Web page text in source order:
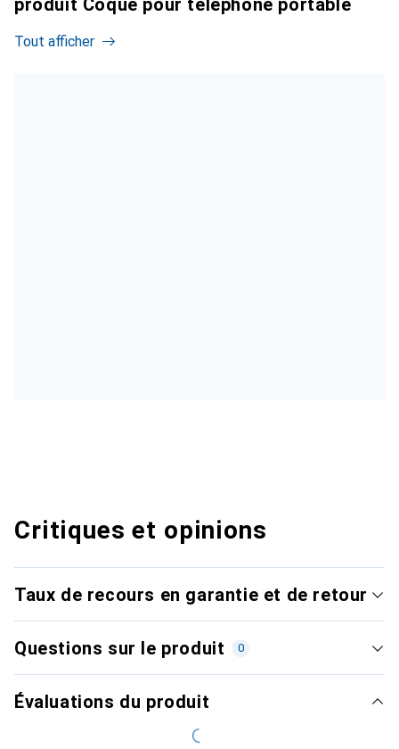
produit Coque pour téléphone portable
Tout afficher
Critiques et opinions
Taux de recours en garantie et de retour
Questions sur le produit 0
Évaluations du produit